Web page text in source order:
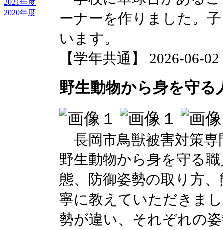
2021年度
2020年度
ーナーを作りました。
います。
【学年共通】 2026-06-
野生動物から身を守る
長岡市鳥獣被害対策専
野生動物から身を守る
態、防御姿勢の取り方
寧に教えていただきま
勢が違い、それぞれの